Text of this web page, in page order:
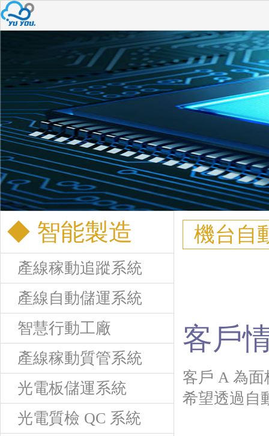
◆ 智能製造
產線稼動追蹤系統
產線自動儲運系統
智慧行動工廠
產線稼動質管系統
光電板儲運系統
光電質檢 QC 系統
機台自
客戶
客戶 A 為
希望透過自